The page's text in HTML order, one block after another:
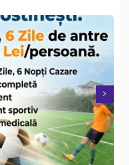
Next